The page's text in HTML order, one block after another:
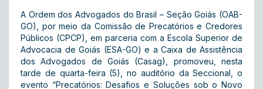
A Ordem dos Advogados do Brasil – Seção Goiás (OAB-
GO), por meio da Comissão de Precatórios e Credores
Públicos (CPCP), em parceria com a Escola Superior de
Advocacia de Goiás (ESA-GO) e a Caixa de Assistência
dos Advogados de Goiás (Casag), promoveu, nesta
tarde de quarta-feira (5), no auditório da Seccional, o
evento “Precatórios: Desafios e Soluções sob o Novo